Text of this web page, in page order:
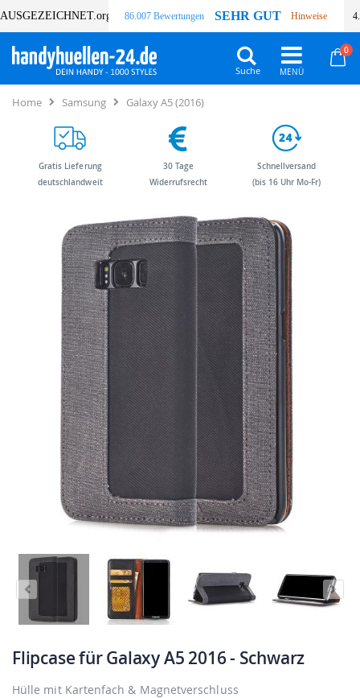
AUSGEZEICHNET.org 86.007 Bewertungen SEHR GUT Hinweise
0
Suche
Home Samsung Galaxy A5 (2016)
Bildergalerie
Bildergalerie
Flipcase für Galaxy A5 2016 - Schwarz
Hülle mit Kartenfach & Magnetverschluss
Gratis Lieferung
deutschlandweit
30 Tage
Widerrufsrecht
Schnellversand
(bis 16 Uhr Mo-Fr)